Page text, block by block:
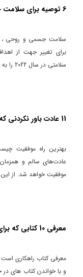
6 توصیه برای سلامت جسمی و روحی در سال 2022
سلامت جسمی و روحی ،
برای تغییر جهت از
سلامتی در سال 2022 را به اشتراک می گذارند. در این مقاله به آنها پرداخته ایم.
11 عادت باور نکردنی که مانع موفقیت می شوند
بهترین راه موفقیت
عادت‌های سالم و
موفقیت خواهد شد. از
معرفی 10 کتابی که برای موفقیت باید مطالعه کنید
معرفی کتاب راهکاری است
و با خواندن کتاب های